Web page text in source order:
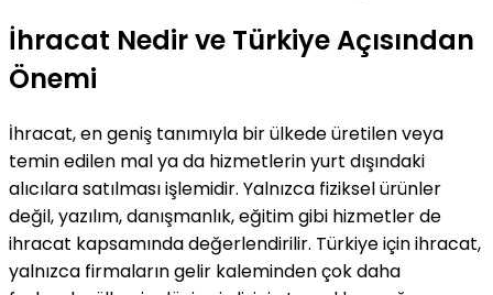
İhracat Nedir ve Türkiye Açısından
Önemi
İhracat, en geniş tanımıyla bir ülkede üretilen veya
temin edilen mal ya da hizmetlerin yurt dışındaki
alıcılara satılması işlemidir. Yalnızca fiziksel ürünler
değil, yazılım, danışmanlık, eğitim gibi hizmetler de
ihracat kapsamında değerlendirilir. Türkiye için ihracat,
yalnızca firmaların gelir kaleminden çok daha